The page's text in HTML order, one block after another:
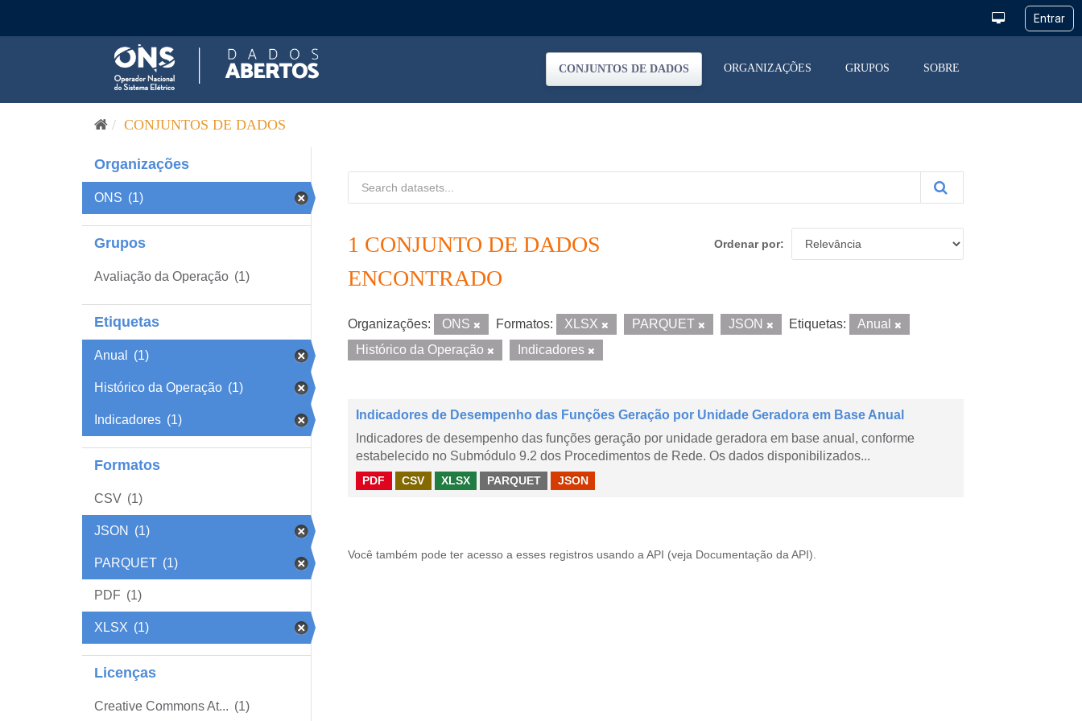
CONJUNTOS DE DADOS ORGANIZAÇÕES GRUPOS SOBRE
CONJUNTOS DE DADOS
Organizações
ONS (1)
Grupos
Avaliação da Operação (1)
Etiquetas
Anual (1)
Histórico da Operação (1)
Indicadores (1)
Formatos
CSV (1)
JSON (1)
PARQUET (1)
PDF (1)
XLSX (1)
Licenças
Creative Commons At... (1)
Ordenar por
1 CONJUNTO DE DADOS
ENCONTRADO
Organizações: ONS Formatos: XLSX PARQUET JSON Etiquetas:
Anual
Histórico da Operação
Indicadores
Indicadores de Desempenho das Funções Geração por Unidade Geradora em Base Anual
Indicadores de desempenho das funções geração por unidade geradora em base anual, conforme
estabelecido no Submódulo 9.2 dos Procedimentos de Rede. Os dados disponibilizados...
PDF CSV XLSX PARQUET JSON
Você também pode ter acesso a esses registros usando a API (veja Documentação da API ).